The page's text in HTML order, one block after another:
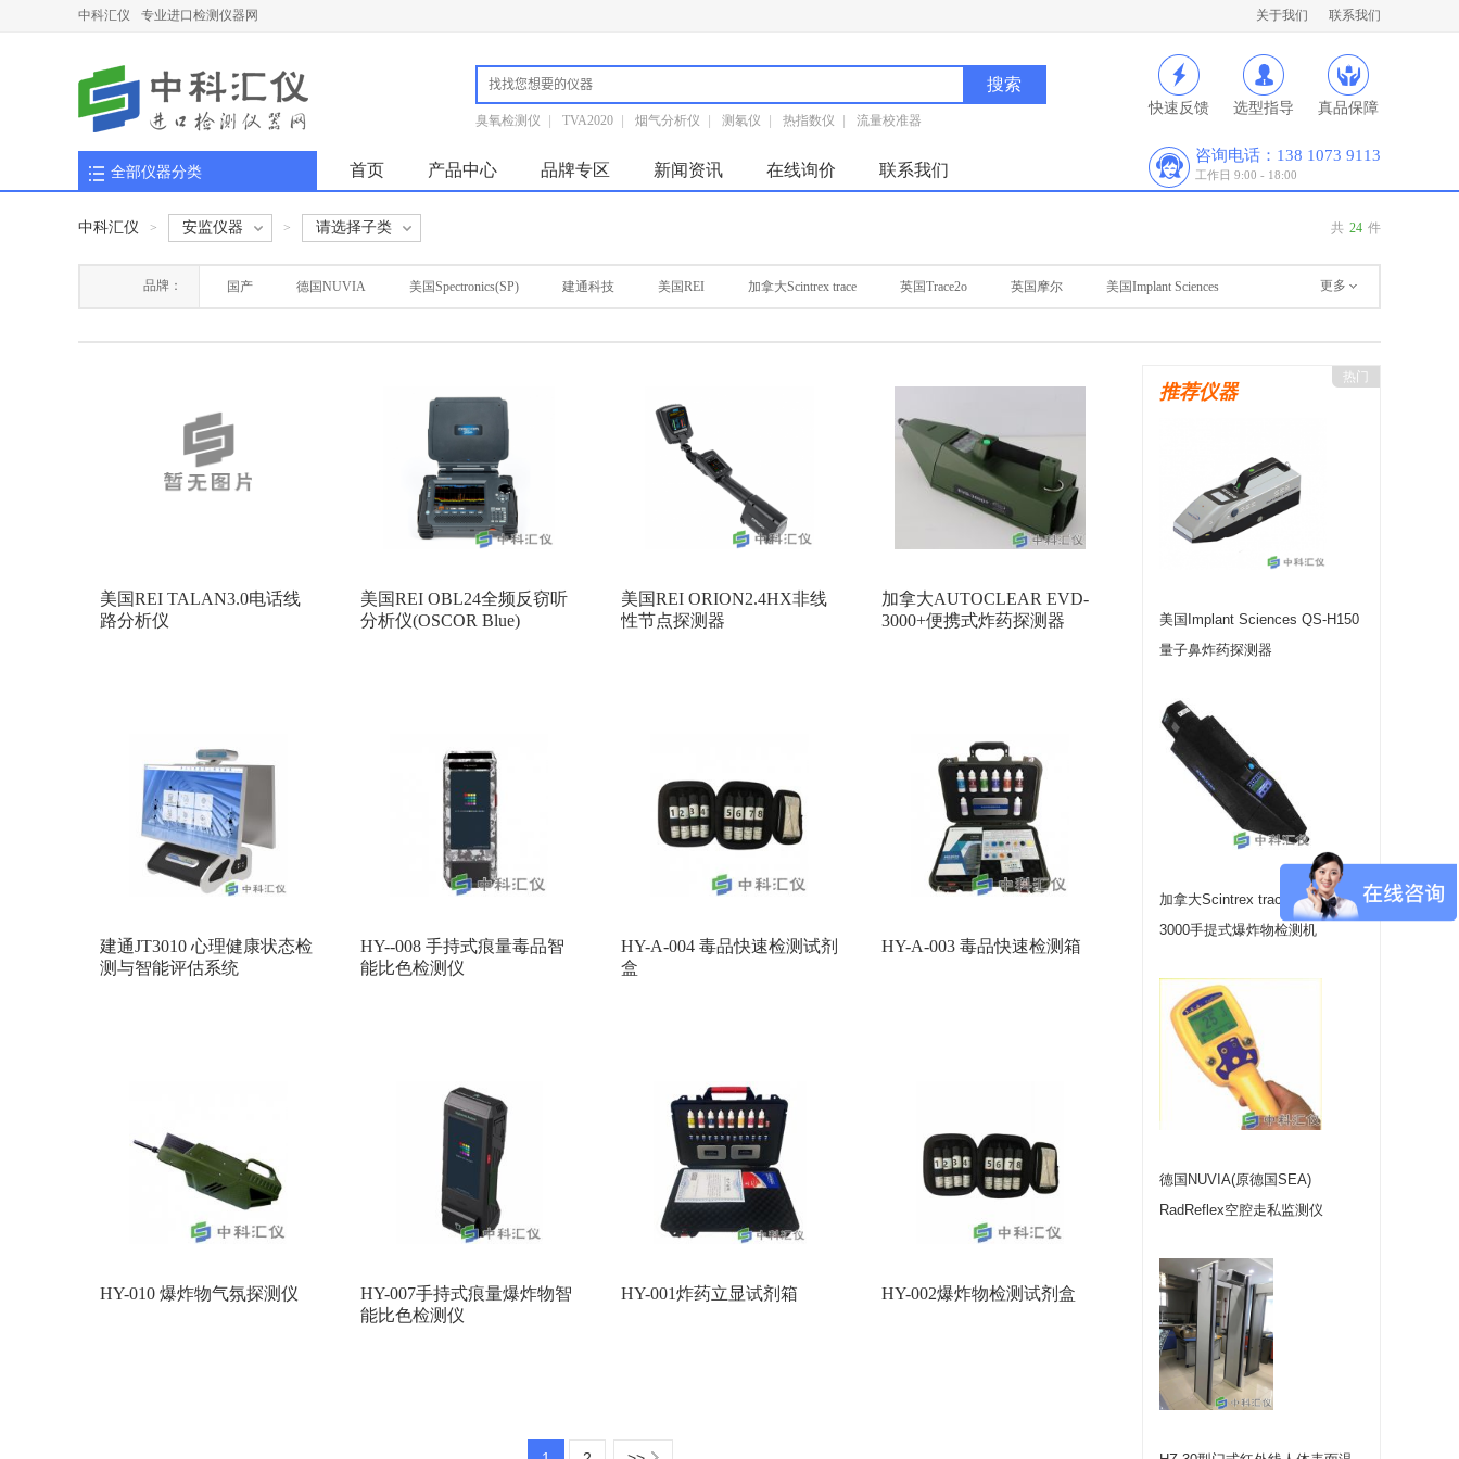
中科汇仪 专业进口检测仪器网 关于我们 联系我们
快速反馈 选型指导 真品保障
臭氧检测仪 TVA2020 烟气分析仪 测氡仪 热指数仪 流量校准器
首页 产品中心 品牌专区 新闻资讯 在线询价 联系我们
咨询电话：138 1073 9113
工作日 9:00 - 18:00
全部仪器分类
共 24 件
中科汇仪 > 安监仪器 > 请选择子类
品牌： 国产 德国NUVIA 美国Spectronics(SP) 建通科技 美国REI 加拿大Scintrex trace 英国Trace2o 英国摩尔 美国Implant Sciences 更多
美国REI TALAN3.0电话线
路分析仪
美国REI OBL24全频反窃听
分析仪(OSCOR Blue)
美国REI ORION2.4HX非线
性节点探测器
加拿大AUTOCLEAR EVD-
3000+便携式炸药探测器
建通JT3010 心理健康状态检
测与智能评估系统
HY--008 手持式痕量毒品智
能比色检测仪
HY-A-004 毒品快速检测试剂
盒
HY-A-003 毒品快速检测箱
HY-010 爆炸物气氛探测仪
HY-007手持式痕量爆炸物智
能比色检测仪
HY-001炸药立显试剂箱 HY-002爆炸物检测试剂盒
热门
推荐仪器
美国Implant Sciences QS-H150
量子鼻炸药探测器
加拿大Scintrex trace品牌EVD-
3000手提式爆炸物检测机
德国NUVIA(原德国SEA)
RadReflex空腔走私监测仪